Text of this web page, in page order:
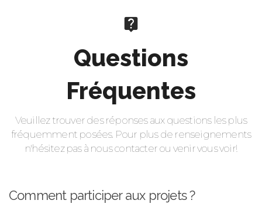
Questions
Fréquentes
Veuillez trouver des réponses aux questions les plus
fréquemment posées. Pour plus de renseignements
n'hésitez pas à nous contacter ou venir vous voir!
Comment participer aux projets ?